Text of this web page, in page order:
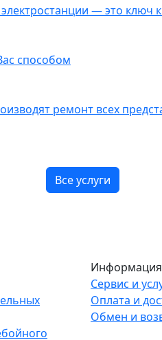
— это ключ
способом
ремонт всех
Все услуги
Информация
Сервис и
Оплата и
Обмен и